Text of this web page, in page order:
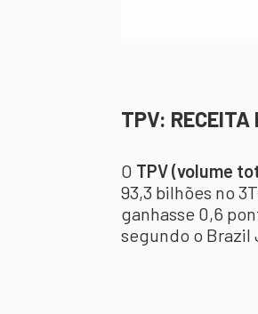
TPV: RECEITA
O TPV (volume
93,3 bilhões no
ganhasse 0,6
segundo o Brazil